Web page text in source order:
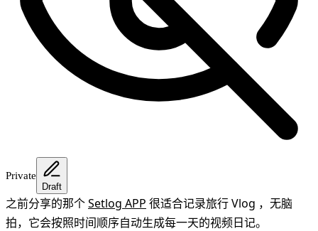
Private
Draft
之前分享的那个Setlog APP 很适合记录旅行 Vlog ，无脑
拍，它会按照时间顺序自动生成每一天的视频日记。